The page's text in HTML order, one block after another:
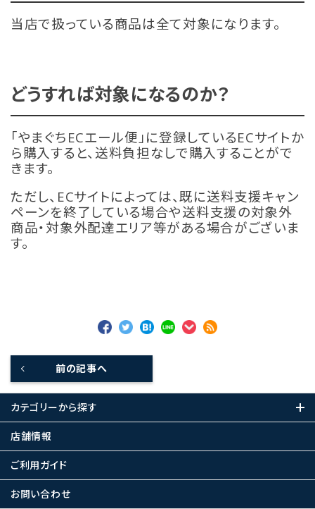
当店で扱っている商品は全て対象になります。
どうすれば対象になるのか？
「やまぐちECエール便」に登録しているECサイトか
ら購入すると、送料負担なしで購入することがで
きます。
ただし、ECサイトによっては、既に送料支援キャン
ペーンを終了している場合や送料支援の対象外
商品・対象外配達エリア等がある場合がございま
す。
前の記事へ
カテゴリーから探す
店舗情報
ご利用ガイド
お問い合わせ